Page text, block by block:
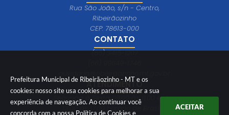
Prefeitura Municipal de Ribeirãozinho - MT e os
cookies: nosso site usa cookies para melhorar a sua
experiência de navegação. Ao continuar você
concorda com a nossa Política de Cookies e
ACEITAR
Rua São João, s/n - Centro,
Ribeirãozinho
CEP: 78613-000
CONTATO
(66) 3415-1207
ATENDIMENTO
Segunda à Sexta 08:00 às 11:00 e das
13:00 às 17:00 horário de Brasília